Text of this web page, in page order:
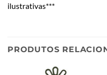
ilustrativas***
PRODUTOS